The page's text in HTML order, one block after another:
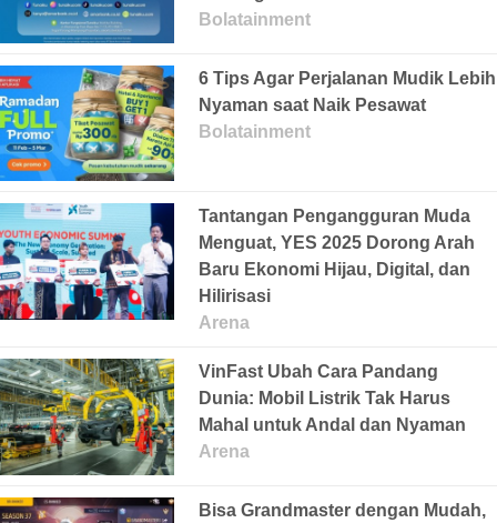
Bolatainment
6 Tips Agar Perjalanan Mudik Lebih
Nyaman saat Naik Pesawat
Bolatainment
Tantangan Pengangguran Muda
Menguat, YES 2025 Dorong Arah
Baru Ekonomi Hijau, Digital, dan
Hilirisasi
Arena
VinFast Ubah Cara Pandang
Dunia: Mobil Listrik Tak Harus
Mahal untuk Andal dan Nyaman
Arena
Bisa Grandmaster dengan Mudah,